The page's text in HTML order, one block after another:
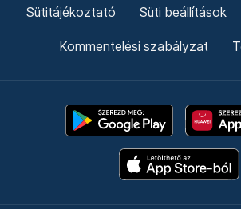
Sütitájékoztató Süti beállítások
Kommentelési szabályzat